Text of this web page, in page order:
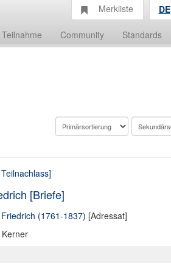
Teilnahme Community Standards
Merkliste DE
[Briefe]
(1761-1837) [Adressat]